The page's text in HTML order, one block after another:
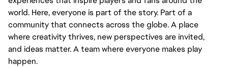
world. Here, everyone is part of the story. Part of a
community that connects across the globe. A place
where creativity thrives, new perspectives are invited,
and ideas matter. A team where everyone makes play
happen.